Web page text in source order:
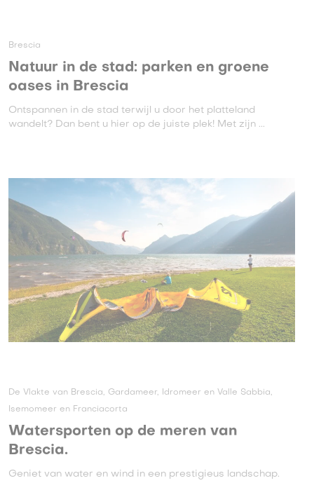
Brescia
Natuur in de stad: parken en groene
oases in Brescia
Ontspannen in de stad terwijl u door het platteland
wandelt? Dan bent u hier op de juiste plek! Met zijn ...
De Vlakte van Brescia, Gardameer, Idromeer en Valle Sabbia,
Isemomeer en Franciacorta
Watersporten op de meren van
Brescia.
Geniet van water en wind in een prestigieus landschap.